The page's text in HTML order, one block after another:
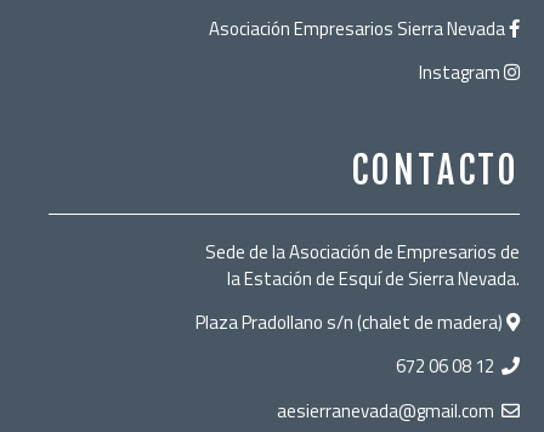
Asociación Empresarios Sierra Nevada
Instagram
CONTACTO
Sede de la Asociación de Empresarios de
la Estación de Esquí de Sierra Nevada.
Plaza Pradollano s/n (chalet de madera)
672 06 08 12
aesierranevada@gmail.com